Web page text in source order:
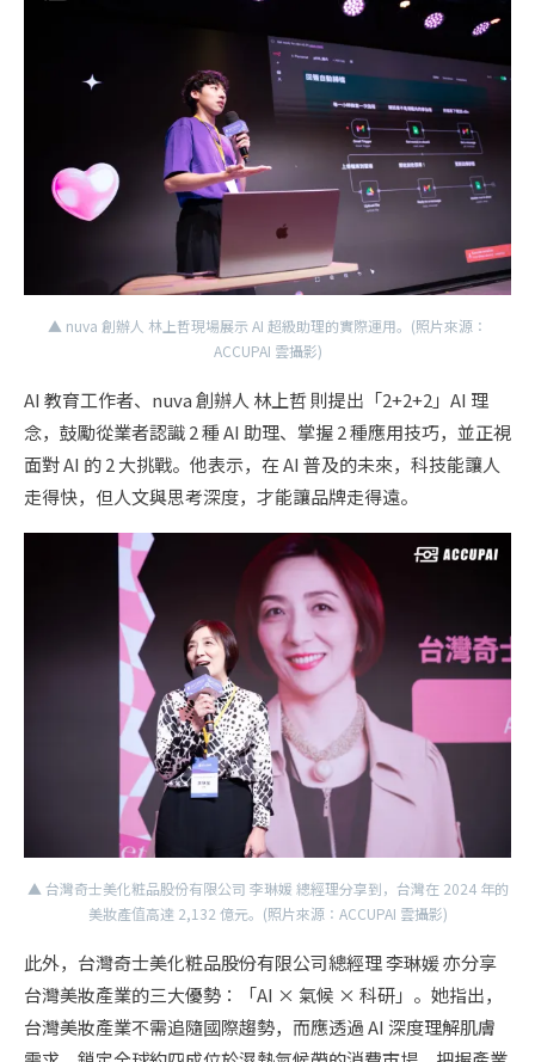
▲ nuva 創辦人 林上哲現場展示 AI 超級助理的實際運用。(照片來源：
ACCUPAI 雲攝影)
AI 教育工作者、nuva 創辦人 林上哲 則提出「2+2+2」AI 理
念，鼓勵從業者認識 2 種 AI 助理、掌握 2 種應用技巧，並正視
面對 AI 的 2 大挑戰。他表示，在 AI 普及的未來，科技能讓人
走得快，但人文與思考深度，才能讓品牌走得遠。
▲ 台灣奇士美化粧品股份有限公司 李琳媛 總經理分享到，台灣在 2024 年的
美妝產值高達 2,132 億元。(照片來源：ACCUPAI 雲攝影)
此外，台灣奇士美化粧品股份有限公司總經理 李琳媛 亦分享
台灣美妝產業的三大優勢：「AI × 氣候 × 科研」。她指出，
台灣美妝產業不需追隨國際趨勢，而應透過 AI 深度理解肌膚